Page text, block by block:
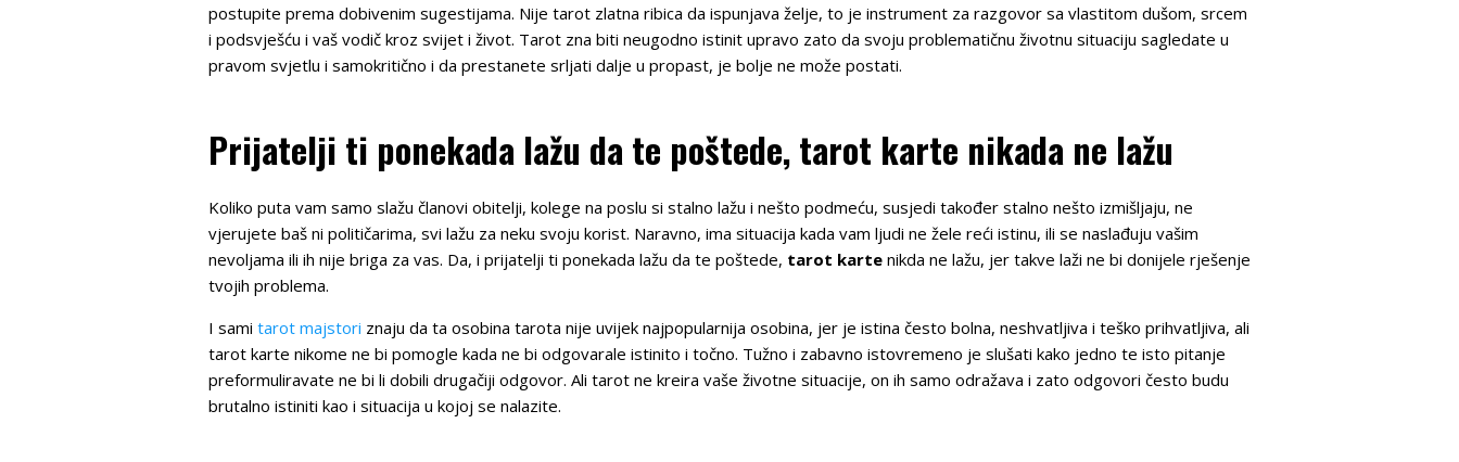
postupite prema dobivenim sugestijama. Nije tarot zlatna ribica da ispunjava želje, to je instrument za razgovor sa vlastitom dušom, srcem
i podsvješću i vaš vodič kroz svijet i život. Tarot zna biti neugodno istinit upravo zato da svoju problematičnu životnu situaciju sagledate u
pravom svjetlu i samokritično i da prestanete srljati dalje u propast, je bolje ne može postati.
Prijatelji ti ponekada lažu da te poštede, tarot karte nikada ne lažu
Koliko puta vam samo slažu članovi obitelji, kolege na poslu si stalno lažu i nešto podmeću, susjedi također stalno nešto izmišljaju, ne
vjerujete baš ni političarima, svi lažu za neku svoju korist. Naravno, ima situacija kada vam ljudi ne žele reći istinu, ili se naslađuju vašim
nevoljama ili ih nije briga za vas. Da, i prijatelji ti ponekada lažu da te poštede, tarot karte nikda ne lažu, jer takve laži ne bi donijele rješenje
tvojih problema.
I sami tarot majstori znaju da ta osobina tarota nije uvijek najpopularnija osobina, jer je istina često bolna, neshvatljiva i teško prihvatljiva, ali
tarot karte nikome ne bi pomogle kada ne bi odgovarale istinito i točno. Tužno i zabavno istovremeno je slušati kako jedno te isto pitanje
preformuliravate ne bi li dobili drugačiji odgovor. Ali tarot ne kreira vaše životne situacije, on ih samo odražava i zato odgovori često budu
brutalno istiniti kao i situacija u kojoj se nalazite.